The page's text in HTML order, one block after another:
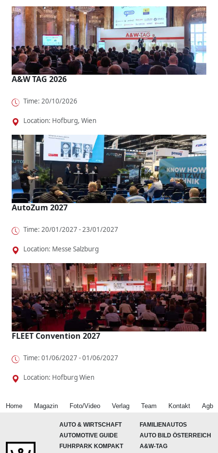
A&W TAG 2026
Time: 20/10/2026
Location: Hofburg, Wien
AutoZum 2027
Time: 20/01/2027 - 23/01/2027
Location: Messe Salzburg
FLEET Convention 2027
Time: 01/06/2027 - 01/06/2027
Location: Hofburg Wien
Home Magazin Foto/Video Verlag Team Kontakt Agb
AUTO & WIRTSCHAFT
FAMILIENAUTOS
AUTOMOTIVE GUIDE
AUTO BILD ÖSTERREICH
FUHRPARK KOMPAKT
A&W-TAG